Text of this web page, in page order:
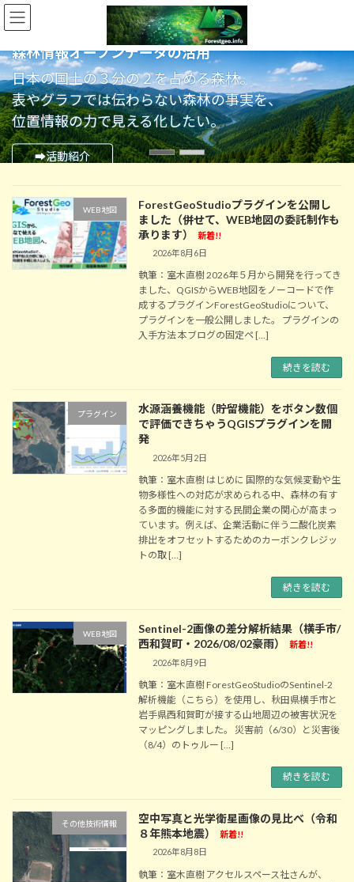
コ
ン
ン
ツ
へ
ス
キ
ッ
プ
ナ
ビ
ー
シ
ョ
ン
に
移
動
森林情報オープンデータの活用
日本の国土の３分の２を占める森林。
表やグラフでは伝わらない森林の事実を、
位置情報の力で見える化したい。
➡活動紹介
WEB地図
ForestGeoStudioプラグインを公開し
ました（併せて、WEB地図の委託制作も
承ります）
新着!!
2026年8月6日
執筆：室木直樹 2026年５月から開発を行ってき
ました、QGISからWEB地図をノーコードで作
成するプラグインForestGeoStudioについて、
プラグインを一般公開しました。 プラグインの
入手方法 本ブログの固定ペ […]
続きを読む
プラグイン
水源涵養機能（貯留機能）をボタン数個
で評価できちゃうQGISプラグインを開
発
2026年5月2日
執筆：室木直樹 はじめに 国際的な気候変動や生
物多様性への対応が求められる中、森林の有す
る多面的機能に対する民間企業の関心が高まっ
ています。例えば、企業活動に伴う二酸化炭素
排出をオフセットするためのカーボンクレジッ
トの取 […]
続きを読む
WEB地図
Sentinel-2画像の差分解析結果（横手市/
西和賀町・2026/08/02豪雨）
新着!!
2026年8月9日
執筆：室木直樹 ForestGeoStudioのSentinel-2
解析機能（こちら）を使用し、秋田県横手市と
岩手県西和賀町が接する山地周辺の被害状況を
マッピングしました。 災害前（6/30）と災害後
（8/4）のトゥルー […]
続きを読む
その他技術情報
空中写真と光学衛星画像の見比べ（令和
８年熊本地震）
新着!!
2026年8月8日
執筆：室木直樹 アクセルスペース社さんが、